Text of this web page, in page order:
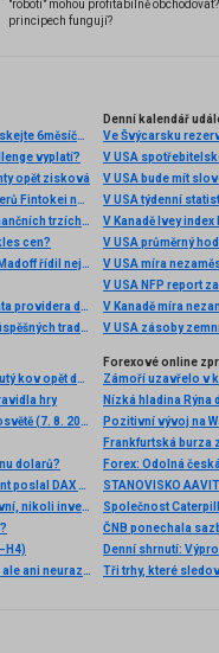
"roboti" mohou profitabilně
principech fungují?
🚀 FXstreet.cz & eToro přinášejí exkluzivní akci: Získejte 6měsíční členství ve VIP zóně ZDARMA
vyplatí?
opět zisková
Léto v plném proudu, trhy také: Top 3 obchody traderů Fintokei na indexech a zlatě
Chamtivost a strach: Největší cenové pohyby na finančních trzích (červenec 2026)
cen?
Stvořil elitní klub, kde Ameriku obral o 65 miliard. Madoff řídil největší Ponzi dějin
Historická data, kde je získat, jak připojit svého data providera do MultiCharts a proč je budeme potřebovat? (4. díl)
Jak obchodují profíci: Fibonacci trading - systém úspěšných traderů
Denní kalendář
Ve Švýcarsku
V USA
V USA bude mít
V USA týdenní
V Kanadě Ivey index
V USA průměrný
V USA míra
V USA NFP report
V Kanadě míra
V USA zásoby
Zlato vyráží k novým maximům: Tři důvody, proč žlutý kov opět dominuje
hry
Krypto šeptanda: Co přinesl poslední týden v kryptosvětě (7. 8. 2026)
dolarů?
Analýza DAX, Nasdaq, EUR/USD: Zlepšený sentiment poslal DAX na nová maxima
Praktické okénko: Bitcoin aktuálně jako spekulativní, nikoli investiční aktivum
Akciová analýza: Výsledky McDonald’s nepotěšily, ale ani neurazily. Jakou vizi společnost prezentovala?
Forexové online
Nízká hladina
Pozitivní vývoj na
Frankfurtská burza
Denní shrnutí:
Tři trhy, které